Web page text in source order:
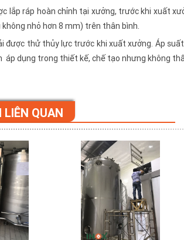
lắp ráp hoàn chỉnh tại xưởng, trước khi xuất
không nhỏ hơn 8 mm) trên thân bình.
được thử thủy lực trước khi xuất xưởng. Áp
áp dụng trong thiết kế, chế tạo nhưng không
QUAN